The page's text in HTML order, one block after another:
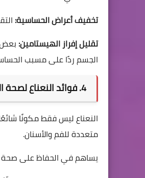
تخفيف أعراض الحساسية:
تقليل إفراز الهيستامين: بعض
الجسم ردًا على مسبب
4. فوائد النعناع لصحة الفم والأسنان
النعناع ليس فقط مكونًا
متعددة للفم والأسنان.
يساهم في الحفاظ على صحة